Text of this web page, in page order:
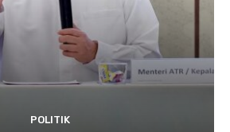
POLITIK